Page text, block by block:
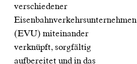
verschiedener
Eisenbahnverkehrsunternehmen
(EVU) miteinander
verknüpft, sorgfältig
aufbereitet und in das